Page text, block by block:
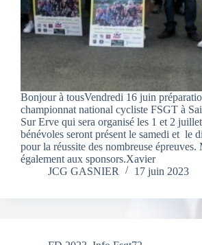
Bonjour à tousVendredi 16 juin
championnat national cycliste FSGT à
Sur Erve qui sera organisé les 1 et 2
bénévoles seront présent le samedi et le
pour la réussite des nombreuse épreuves.
également aux sponsors.Xavier
JCG GASNIER
17 juin 2023